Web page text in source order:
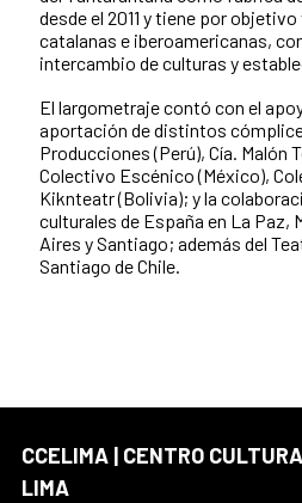
desde el 2011 y tiene por
catalanas e iberoamericanas,
intercambio de culturas y
El largometraje contó con el
aportación de distintos
Producciones (Perú), Cía. Malón
Colectivo Escénico (México),
Kiknteatr (Bolivia); y la
culturales de España en La Paz,
Aires y Santiago; además del
Santiago de Chile.
CCELIMA | CENTRO
LIMA